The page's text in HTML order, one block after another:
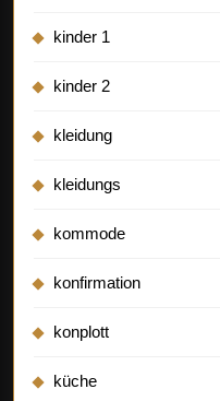
kinder 1
kinder 2
kleidung
kleidungs
kommode
konfirmation
konplott
küche